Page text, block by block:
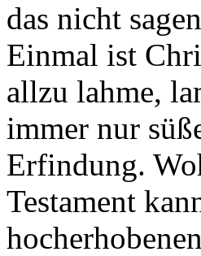
das nicht
Einmal ist
allzu lahme,
immer nur
Erfindung.
Testament